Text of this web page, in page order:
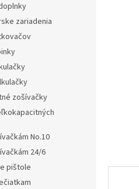
zariadenia
zošívačky
No.10
24/6
pištole